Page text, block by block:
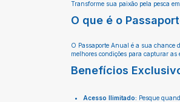
Transforme sua paixão pela pesca
O que é o
O Passaporte Anual é a sua chance
melhores condições para capturar as
Benefícios
Acesso Ilimitado: Pesque